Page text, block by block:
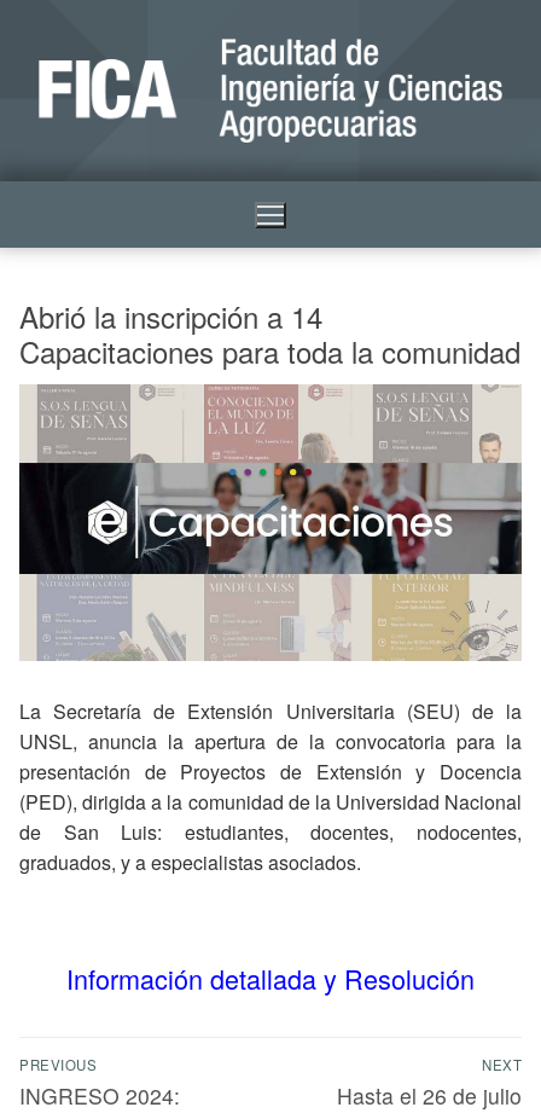
Abrió la inscripción a 14
Capacitaciones para toda la comunidad
La Secretaría de Extensión Universitaria (SEU) de la
UNSL, anuncia la apertura de la convocatoria para la
presentación de Proyectos de Extensión y Docencia
(PED), dirigida a la comunidad de la Universidad Nacional
de San Luis: estudiantes, docentes, nodocentes,
graduados, y a especialistas asociados.
Información detallada y Resolución
PREVIOUS
INGRESO 2024:
NEXT
Hasta el 26 de julio